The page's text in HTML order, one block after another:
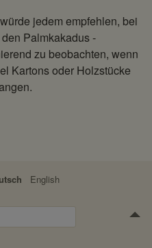
jedem empfehlen, bei
Palmkakadus -
zu beobachten, wenn
Kartons oder Holzstücke
English